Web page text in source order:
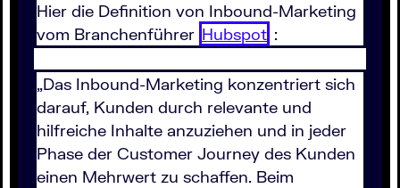
Hier die Definition von Inbound-Marketing
vom Branchenführer Hubspot :
„Das Inbound-Marketing konzentriert sich
darauf, Kunden durch relevante und
hilfreiche Inhalte anzuziehen und in jeder
Phase der Customer Journey des Kunden
einen Mehrwert zu schaffen. Beim